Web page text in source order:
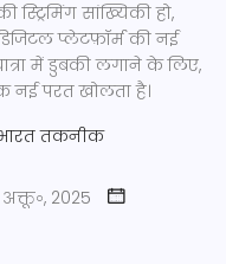
स्ट्रिमिंग सांख्यिकी हो,
प्लेटफ़ॉर्म की नई
में डुबकी लगाने के लिए,
परत खोलता है।
तकनीक
2025